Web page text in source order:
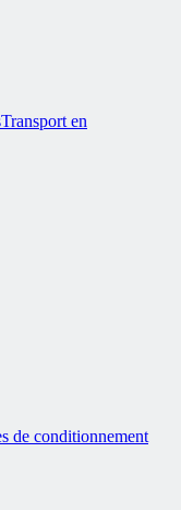
Transport en
de conditionnement